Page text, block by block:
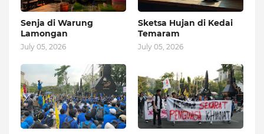
Senja di Warung
Lamongan
July 05, 2026
Sketsa Hujan di Kedai
Temaram
July 05, 2026